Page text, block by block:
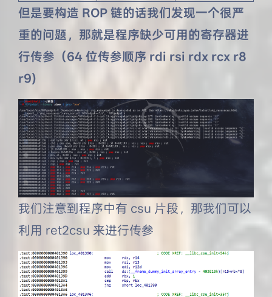
但是要构造 ROP 链的话我们发现一个很严
重的问题，那就是程序缺少可用的寄存器进
行传参（64 位传参顺序 rdi rsi rdx rcx r8
r9)
我们注意到程序中有 csu 片段，那我们可以
利用 ret2csu 来进行传参